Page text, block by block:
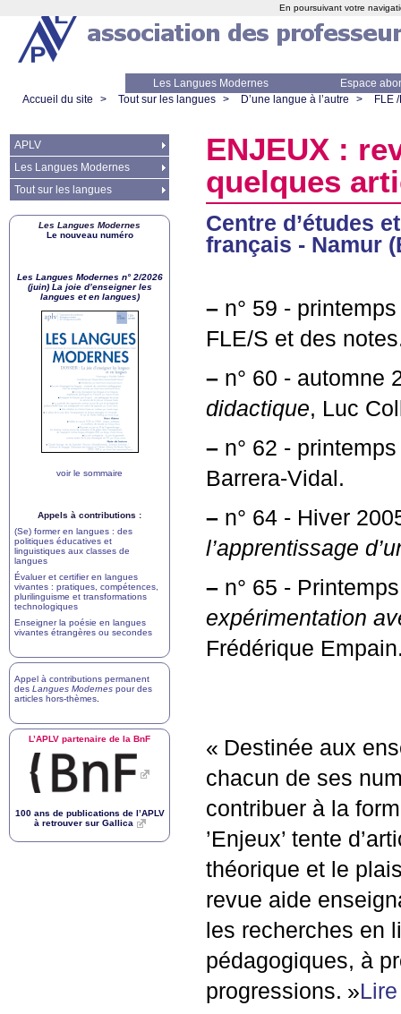
Les Langues Modernes
Espace
Accueil du site
> Tout sur les langues > D’une langue à l’autre > FLE
ENJEUX :
quelques
Centre d’études
français - Namur
– n° 59 -
FLE/S et des
– n° 60 - automne
didactique, Luc
– n° 62 -
Barrera-Vidal.
– n° 64 - Hiver
l’apprentissage
– n° 65 -
expérimentation
Frédérique
« Destinée aux
chacun de ses
contribuer à la
’Enjeux’ tente
théorique et le
revue aide
les recherches en
pédagogiques, à
progressions. »
APLV
Les Langues Modernes
Tout sur les langues
Les Langues Modernes
Le nouveau numéro
Les Langues Modernes n° 2/2026
(juin) La joie d’enseigner les
langues et en langues)
voir le sommaire
Appels à contributions :
(Se) former en langues : des
politiques éducatives et
linguistiques aux classes de
langues
Évaluer et certifier en langues
vivantes : pratiques, compétences,
plurilinguisme et transformations
technologiques
Enseigner la poésie en langues
vivantes étrangères ou secondes
Appel à contributions permanent
des Langues Modernes pour des
articles hors-thèmes
L’APLV partenaire de la BnF
100 ans de publications de l’APLV
à retrouver sur Gallica
En poursuivant votre